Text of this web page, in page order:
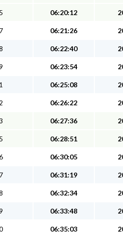
06:20:12
06:21:26
06:22:40
06:23:54
06:25:08
06:26:22
06:27:36
06:28:51
06:30:05
06:31:19
06:32:34
06:33:48
06:35:03